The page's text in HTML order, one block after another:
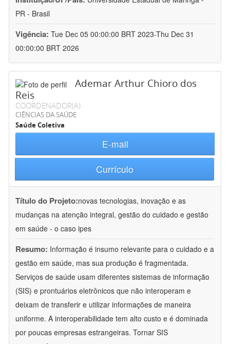
PR - Brasil
Vigência: Tue Dec 05 00:00:00 BRT 2023-Thu Dec 31
00:00:00 BRT 2026
Ademar Arthur Chioro dos
Reis
COORDENADOR(A)
CIÊNCIAS DA SAÚDE
Saúde Coletiva
E-mail
Currículo
Título do Projeto:novas tecnologias, inovação e as
mudanças na atenção integral, gestão do cuidado e gestão
em saúde - o caso ipes
Resumo: Informação é insumo relevante para o cuidado e a
gestão em saúde, mas sua produção é fragmentada.
Serviços de saúde usam diferentes sistemas de informação
(SIS) e prontuários eletrônicos que não interoperam e
deixam de transferir e utilizar informações de maneira
uniforme. A interoperabilidade tem alto custo e é dominada
por poucas empresas estrangeiras. Tornar SIS